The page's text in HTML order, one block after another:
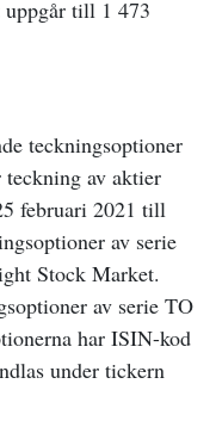
till 1 473
teckningsoptioner
av aktier
februari 2021 till
av serie
Stock Market.
av serie TO
har ISIN-kod
under tickern